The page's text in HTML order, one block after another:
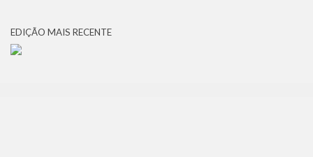
EDIÇÃO MAIS RECENTE